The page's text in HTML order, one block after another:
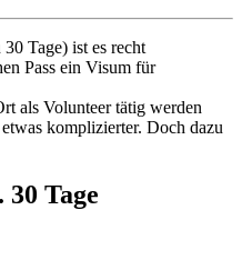
Tage) ist es recht
Pass ein Visum für
als Volunteer tätig werden
komplizierter. Doch dazu
Tage